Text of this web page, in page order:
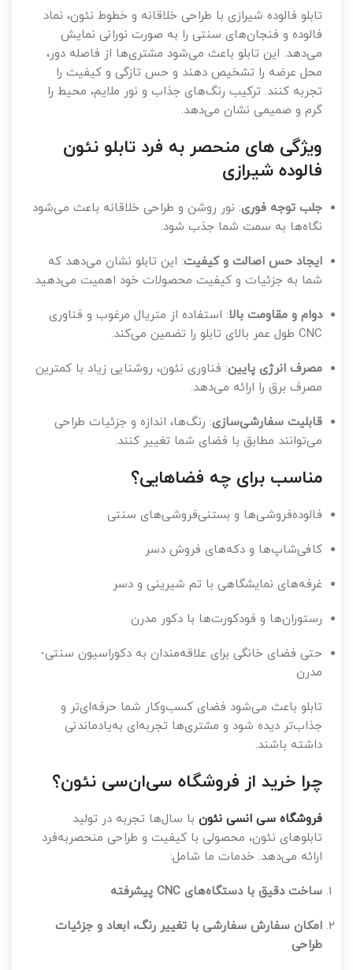
تابلو فالوده شیرازی با طراحی خلاقانه و خطوط نئون، نماد
فالوده و فنجان‌های سنتی را به صورت نورانی نمایش
می‌دهد. این تابلو باعث می‌شود مشتری‌ها از فاصله دور،
محل عرضه را تشخیص دهند و حس تازگی و کیفیت را
تجربه کنند. ترکیب رنگ‌های جذاب و نور ملایم، محیط را
گرم و صمیمی نشان می‌دهد.
ویژگی های منحصر‌ به فرد تابلو نئون
فالوده شیرازی
جلب توجه فوری: نور روشن و طراحی خلاقانه باعث می‌شود
نگاه‌ها به سمت شما جذب شود.
ایجاد حس اصالت و کیفیت: این تابلو نشان می‌دهد که
شما به جزئیات و کیفیت محصولات خود اهمیت می‌دهید.
دوام و مقاومت بالا: استفاده از متریال مرغوب و فناوری
CNC طول عمر بالای تابلو را تضمین می‌کند.
مصرف انرژی پایین: فناوری نئون، روشنایی زیاد با کمترین
مصرف برق را ارائه می‌دهد.
قابلیت سفارشی‌سازی: رنگ‌ها، اندازه و جزئیات طراحی
می‌توانند مطابق با فضای شما تغییر کنند.
مناسب برای چه فضاهایی؟
فالوده‌فروشی‌ها و بستنی‌فروشی‌های سنتی
کافی‌شاپ‌ها و دکه‌های فروش دسر
غرفه‌های نمایشگاهی با تم شیرینی و دسر
رستوران‌ها و فودکورت‌ها با دکور مدرن
حتی فضای خانگی برای علاقه‌مندان به دکوراسیون سنتی-
مدرن
تابلو باعث می‌شود فضای کسب‌وکار شما حرفه‌ای‌تر و
جذاب‌تر دیده شود و مشتری‌ها تجربه‌ای به‌یادماندنی
داشته باشند.
چرا خرید از فروشگاه سی‌ان‌سی نئون؟
فروشگاه سی انسی نئون با سال‌ها تجربه در تولید
تابلوهای نئون، محصولی با کیفیت و طراحی منحصر‌به‌فرد
ارائه می‌دهد. خدمات ما شامل:
ساخت دقیق با دستگاه‌های CNC پیشرفته
امکان سفارش سفارشی با تغییر رنگ، ابعاد و جزئیات
طراحی